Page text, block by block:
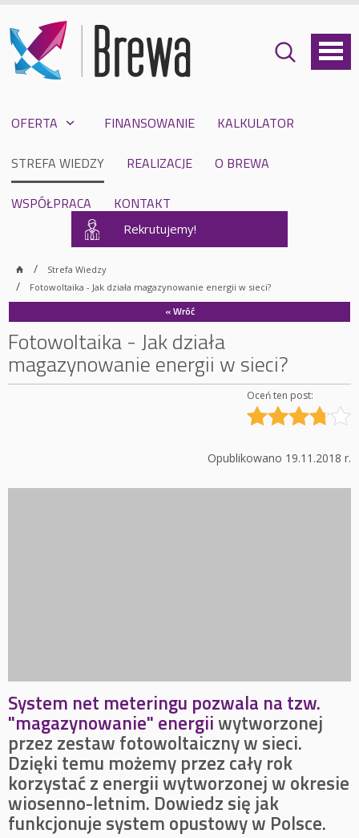
OFERTA FINANSOWANIE KALKULATOR
STREFA WIEDZY REALIZACJE O BREWA
WSPÓŁPRACA KONTAKT
Rekrutujemy!
Strefa Wiedzy
Fotowoltaika - Jak działa magazynowanie energii w sieci?
« Wróć
Fotowoltaika - Jak działa
magazynowanie energii w sieci?
Oceń ten post:
Opublikowano 19.11.2018 r.
System net meteringu pozwala na tzw.
"magazynowanie" energiiwytworzonej
przez zestaw fotowoltaiczny w sieci.
Dzięki temu możemy przez cały rok
korzystać z energii wytworzonej w okresie
wiosenno-letnim. Dowiedz się jak
funkcjonuje system opustowy w Polsce.